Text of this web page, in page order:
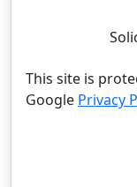
This site is
Google Privacy